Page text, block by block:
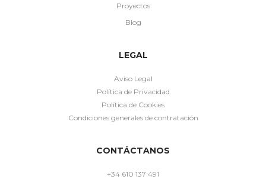
Proyectos
Blog
LEGAL
Aviso Legal
Política de Privacidad
Política de Cookies
Condiciones generales de contratación
CONTÁCTANOS
+34 610 137 491